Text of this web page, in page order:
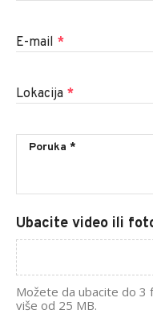
E-mail *
Lokacija *
Ubacite video ili
Možete da ubacite do 3
više od 25 MB.